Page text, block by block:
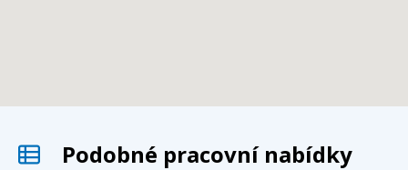
Podobné pracovní nabídky